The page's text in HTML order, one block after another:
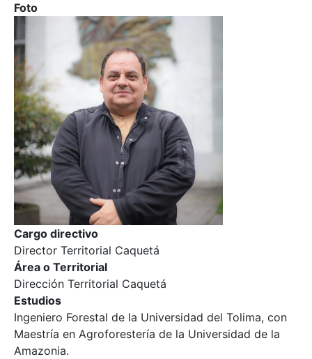
Foto
Cargo directivo
Director Territorial Caquetá
Área o Territorial
Dirección Territorial Caquetá
Estudios
Ingeniero Forestal de la Universidad del Tolima, con
Maestría en Agroforestería de la Universidad de la
Amazonia.